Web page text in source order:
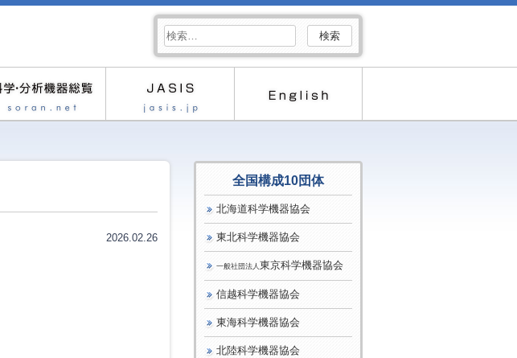
索:
2026.02.26
全国構成10団体
北海道科学機器協会
東北科学機器協会
一般社団法人 東京科学機器協会
信越科学機器協会
東海科学機器協会
北陸科学機器協会